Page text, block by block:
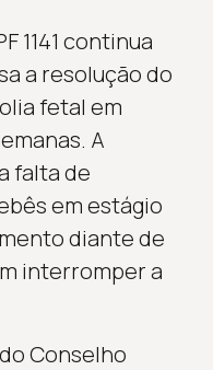
1141 continua
a resolução do
fetal em
A
falta de
em estágio
diante de
interromper a
Conselho